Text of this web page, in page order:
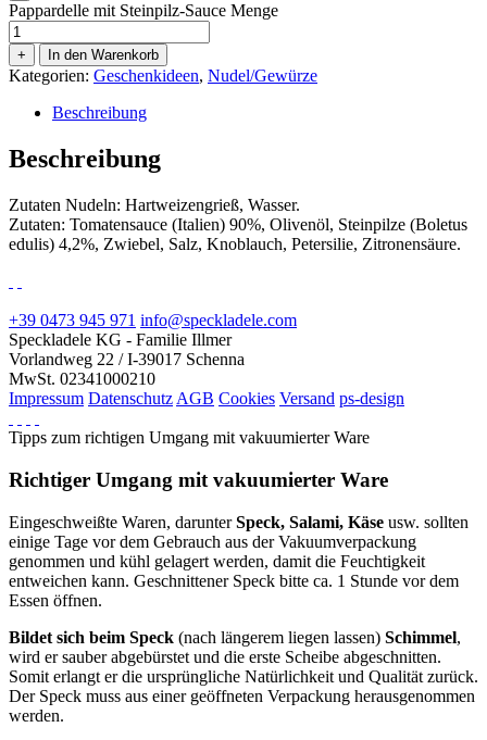
Pappardelle mit Steinpilz-Sauce Menge
+ In den Warenkorb
Kategorien: Geschenkideen, Nudel/Gewürze
Beschreibung
Beschreibung
Zutaten Nudeln: Hartweizengrieß, Wasser.
Zutaten: Tomatensauce (Italien) 90%, Olivenöl, Steinpilze (Boletus
edulis) 4,2%, Zwiebel, Salz, Knoblauch, Petersilie, Zitronensäure.
+39 0473 945 971 info@speckladele.com
Speckladele KG - Familie Illmer
Vorlandweg 22 / I-39017 Schenna
MwSt. 02341000210
Impressum Datenschutz AGB Cookies Versand ps-design
Tipps zum richtigen Umgang mit vakuumierter Ware
Richtiger Umgang mit vakuumierter Ware
Eingeschweißte Waren, darunterSpeck, Salami, Käse usw. sollten
einige Tage vor dem Gebrauch aus der Vakuumverpackung
genommen und kühl gelagert werden, damit die Feuchtigkeit
entweichen kann. Geschnittener Speck bitte ca. 1 Stunde vor dem
Essen öffnen.
Bildet sich beim Speck (nach längerem liegen lassen) Schimmel,
wird er sauber abgebürstet und die erste Scheibe abgeschnitten.
Somit erlangt er die ursprüngliche Natürlichkeit und Qualität zurück.
Der Speck muss aus einer geöffneten Verpackung herausgenommen
werden.